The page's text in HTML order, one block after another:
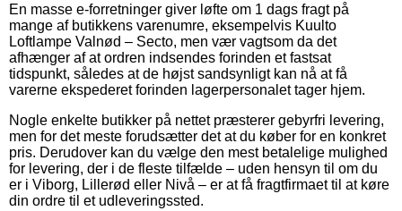
En masse e-forretninger giver løfte om 1 dags fragt på
mange af butikkens varenumre, eksempelvis Kuulto
Loftlampe Valnød – Secto, men vær vagtsom da det
afhænger af at ordren indsendes forinden et fastsat
tidspunkt, således at de højst sandsynligt kan nå at få
varerne ekspederet forinden lagerpersonalet tager hjem.
Nogle enkelte butikker på nettet præsterer gebyrfri levering,
men for det meste forudsætter det at du køber for en konkret
pris. Derudover kan du vælge den mest betalelige mulighed
for levering, der i de fleste tilfælde – uden hensyn til om du
er i Viborg, Lillerød eller Nivå – er at få fragtfirmaet til at køre
din ordre til et udleveringssted.